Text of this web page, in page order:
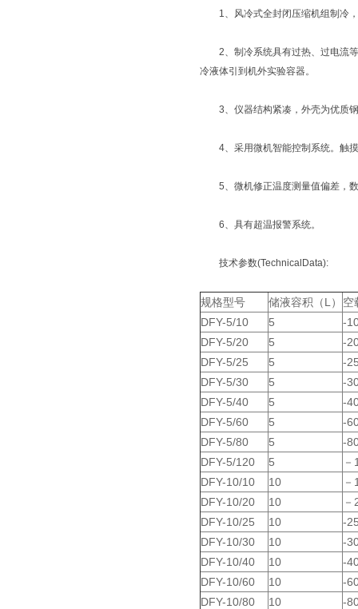
1、风冷式全封闭压缩机组制冷，
2、制冷系统具有过热、过电流等
冷液体引到机外实验容器。
3、仪器结构紧凑，外壳为优质钢
4、采用微机智能控制系统。触摸
5、微机修正温度测量值偏差，
6、具有超温报警系统。
技术参数(TechnicalData):
规格型号 储液容积（L）
空
DFY-5/10
5
-
DFY-5/20
5
-
DFY-5/25
5
-
DFY-5/30
5
-
DFY-5/40
5
-
DFY-5/60
5
-
DFY-5/80
5
-
DFY-5/120
5
DFY-10/10
10
DFY-10/20
10
DFY-10/25
10
-
DFY-10/30
10
-
DFY-10/40
10
-
DFY-10/60
10
-
DFY-10/80
10
-